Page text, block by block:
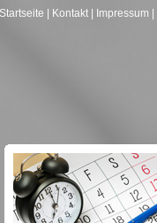
Startseite | Kontakt | Impressum